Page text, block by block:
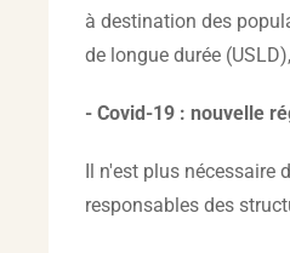
à destination des
de longue durée
- Covid-19 : nouvelle
Il n'est plus nécessaire
responsables des